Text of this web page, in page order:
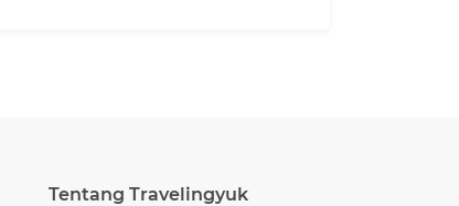
Tentang Travelingyuk